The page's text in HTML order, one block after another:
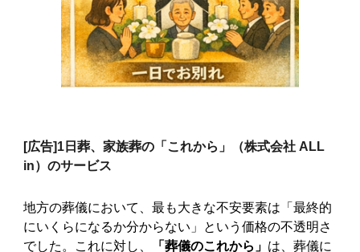
[広告]1日葬、家族葬の「これから」（株式会社 ALL
in）のサービス
地方の葬儀において、最も大きな不安要素は「最終的
にいくらになるか分からない」という価格の不透明さ
でした。これに対し、
「葬儀のこれから」 は、葬儀に